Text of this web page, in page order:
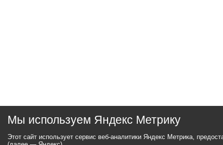
Мы используем Яндекс Метрику
Этот сайт использует сервис веб-аналитики Яндекс Метрика,